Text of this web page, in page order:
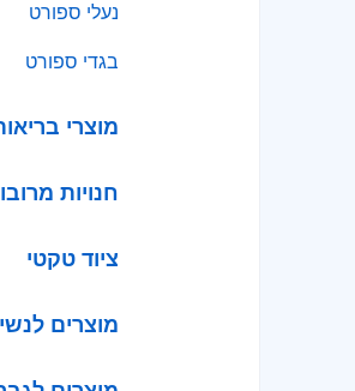
נעלי ספורט
בגדי ספורט
מוצרי
חנויות
ציוד טקטי
מוצרים